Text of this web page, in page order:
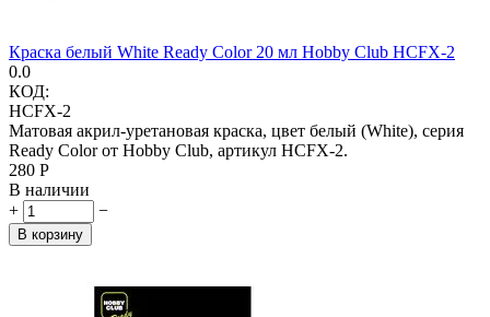
Краска белый White Ready Color 20 мл Hobby Club HCFX-2
0.0
КОД:
HCFX-2
Матовая акрил-уретановая краска, цвет белый (White), серия
Ready Color от Hobby Club, артикул HCFX-2.
‍280‍ Р
В наличии
+
−
В корзину